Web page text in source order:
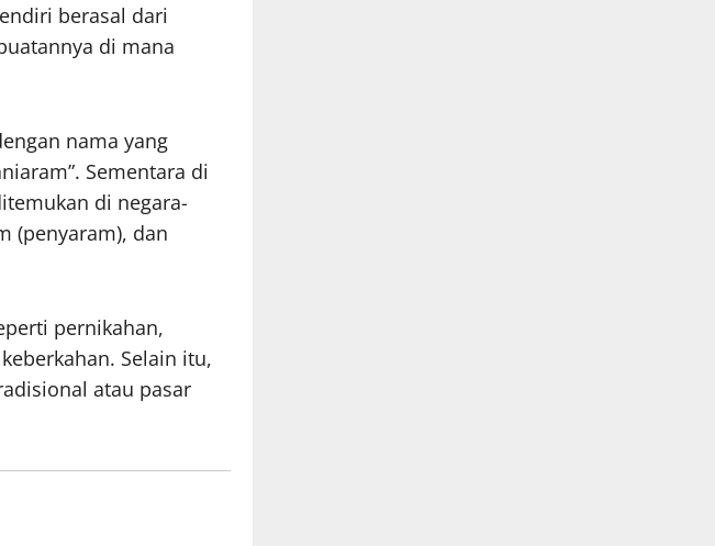
berasal dari
di mana
nama yang
Sementara di
di negara-
(penyaram), dan
pernikahan,
Selain itu,
atau pasar